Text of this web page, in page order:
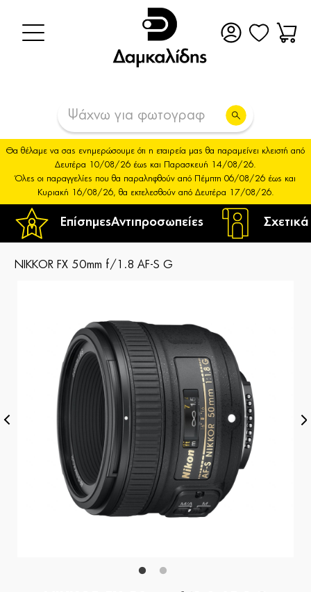
ΕπίσημεςΑντιπροσωπείες
Θα θέλαμε να σας ενημερώσουμε ότι η εταιρεία μας θα παραμείνει κλειστή από
Δευτέρα 10/08/26 έως και Παρασκευή 14/08/26.
Όλες οι παραγγελίες που θα παραληφθούν από Πέμπτη 06/08/26 έως και
Κυριακή 16/08/26, θα εκτελεσθούν από Δευτέρα 17/08/26.
NIKKOR FX 50mm f/1.8 AF-S G